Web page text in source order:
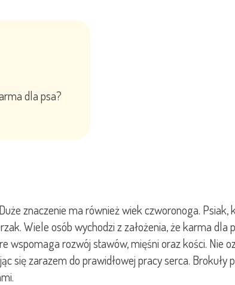
dla psa?
znaczenie ma również wiek czworonoga.
Wiele osób wychodzi z założenia, że karma
wspomaga rozwój stawów, mięśni oraz kości. Nie
się zarazem do prawidłowej pracy serca.